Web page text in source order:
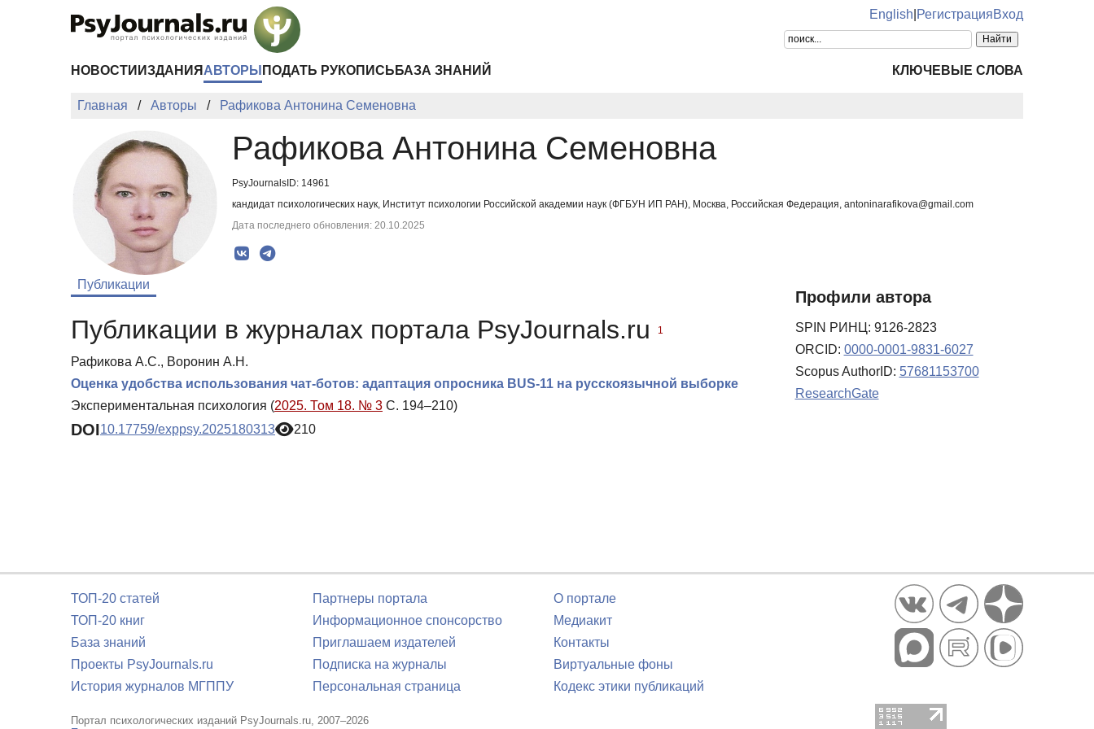
English РегистрацияВход
НОВОСТИ ИЗДАНИЯ АВТОРЫ ПОДАТЬ РУКОПИСЬ БАЗА ЗНАНИЙ КЛЮЧЕВЫЕ СЛОВА
Главная Авторы Рафикова Антонина Семеновна
Рафикова Антонина Семеновна
PsyJournalsID: 14961
кандидат психологических наук, Институт психологии Российской академии наук (ФГБУН ИП РАН), Москва, Российская Федерация, antoninarafikova@gmail.com
Дата последнего обновления: 20.10.2025
Публикации
Публикации в журналах портала PsyJournals.ru 1
Рафикова А.С., Воронин А.Н.
Оценка удобства использования чат-ботов: адаптация опросника BUS-11 на русскоязычной выборке
Экспериментальная психология (2025. Том 18. № 3 С. 194–210)
DOI10.17759/exppsy.2025180313 210
Профили автора
SPIN РИНЦ: 9126-2823
ORCID: 0000-0001-9831-6027
Scopus AuthorID: 57681153700
ResearchGate
ТОП-20 статей
ТОП-20 книг
База знаний
Проекты PsyJournals.ru
История журналов МГППУ
Партнеры портала
Информационное спонсорство
Приглашаем издателей
Подписка на журналы
Персональная страница
О портале
Медиакит
Контакты
Виртуальные фоны
Кодекс этики публикаций
Портал психологических изданий PsyJournals.ru, 2007–2026